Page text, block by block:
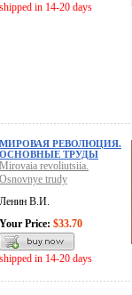
shipped in 14-20 days
МИРОВАЯ РЕВОЛЮЦИЯ.
ОСНОВНЫЕ ТРУДЫ
Mirovaia revoliutsiia.
Osnovnye trudy
Ленин В.И.
Your Price: $33.70
shipped in 14-20 days